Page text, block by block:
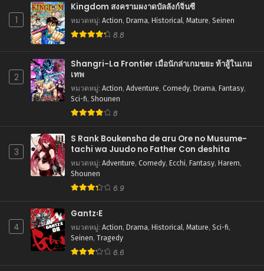
ตอนที่ 23
มิถุนายน 20, 2026
มิถุนายน 20, 2026
ตอนที่ 21
มิถุนายน 20, 2026
มิถุนายน 20, 2026
ตอนที่ 19
มิถุนายน 20, 2026
ตอนที่ 17
มิถุนายน 20, 2026
1
Kingdom สงครามผงาดบัลลังก์จิ๋นซี
หมวดหมู่: Action, Drama, Historical, Mature, Seinen
8.8
2
Shangri-La Frontier เมื่อนักล่าเกมขยะ ท้าสู้ในเกม
เทพ
หมวดหมู่: Action, Adventure, Comedy, Drama, Fantasy,
Sci-fi, Shounen
8
3
S Rank Boukensha de aru Ore no Musume-
tachi wa Juudo no Father Con deshita
หมวดหมู่: Adventure, Comedy, Ecchi, Fantasy, Harem,
Shounen
6.9
4
Gantz꞉E
หมวดหมู่: Action, Drama, Historical, Mature, Sci-fi,
Seinen, Tragedy
6.6